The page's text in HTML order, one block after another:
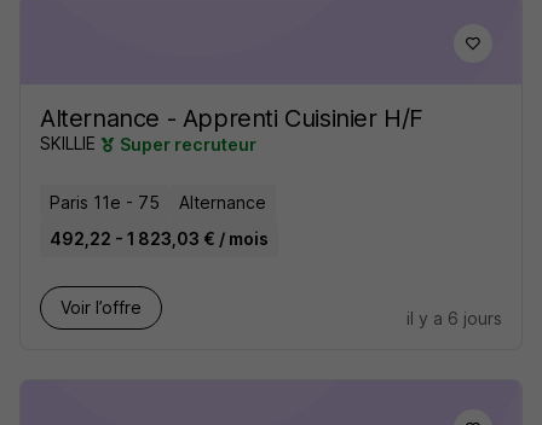
Alternance - Apprenti Cuisinier H/F
SKILLIE Super recruteur
Paris 11e - 75
Alternance
492,22 - 1 823,03 € / mois
Voir l’offre
il y a 6 jours